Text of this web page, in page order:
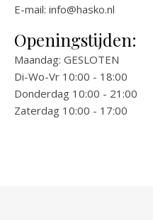
E-mail: info@hasko.nl
Openingstijden:
Maandag: GESLOTEN
Di-Wo-Vr 10:00 - 18:00
Donderdag 10:00 - 21:00
Zaterdag 10:00 - 17:00